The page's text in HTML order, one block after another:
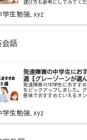
選び方も参考にしてみてくだ
学生勉強.xyz
会話
発達障害の中学生にお
選【グレーゾーンが選ん
発達障害の中学生におすす
をピックアップしました。
意味でおすすめといえるオ
学生勉強.xyz